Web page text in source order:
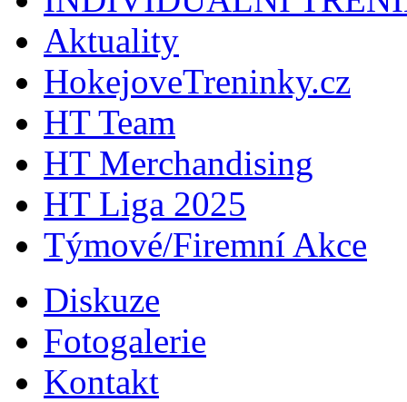
Aktuality
HokejoveTreninky.cz
HT Team
HT Merchandising
HT Liga 2025
Týmové/Firemní Akce
Diskuze
Fotogalerie
Kontakt